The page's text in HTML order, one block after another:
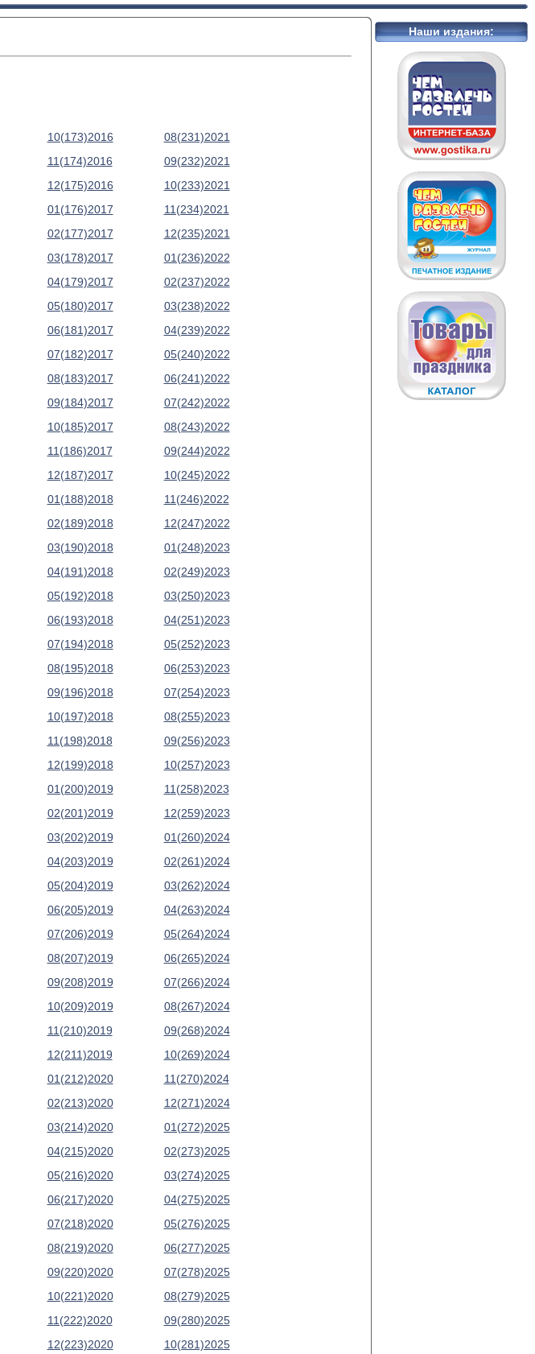
10(173)2016
11(174)2016
12(175)2016
01(176)2017
02(177)2017
03(178)2017
04(179)2017
05(180)2017
06(181)2017
07(182)2017
08(183)2017
09(184)2017
10(185)2017
11(186)2017
12(187)2017
01(188)2018
02(189)2018
03(190)2018
04(191)2018
05(192)2018
06(193)2018
07(194)2018
08(195)2018
09(196)2018
10(197)2018
11(198)2018
12(199)2018
01(200)2019
02(201)2019
03(202)2019
04(203)2019
05(204)2019
06(205)2019
07(206)2019
08(207)2019
09(208)2019
10(209)2019
11(210)2019
12(211)2019
01(212)2020
02(213)2020
03(214)2020
04(215)2020
05(216)2020
06(217)2020
07(218)2020
08(219)2020
09(220)2020
10(221)2020
11(222)2020
12(223)2020
08(231)2021
09(232)2021
10(233)2021
11(234)2021
12(235)2021
01(236)2022
02(237)2022
03(238)2022
04(239)2022
05(240)2022
06(241)2022
07(242)2022
08(243)2022
09(244)2022
10(245)2022
11(246)2022
12(247)2022
01(248)2023
02(249)2023
03(250)2023
04(251)2023
05(252)2023
06(253)2023
07(254)2023
08(255)2023
09(256)2023
10(257)2023
11(258)2023
12(259)2023
01(260)2024
02(261)2024
03(262)2024
04(263)2024
05(264)2024
06(265)2024
07(266)2024
08(267)2024
09(268)2024
10(269)2024
11(270)2024
12(271)2024
01(272)2025
02(273)2025
03(274)2025
04(275)2025
05(276)2025
06(277)2025
07(278)2025
08(279)2025
09(280)2025
10(281)2025
Наши издания: